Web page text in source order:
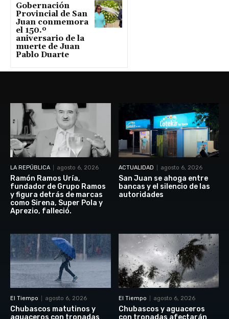
Gobernación
Provincial de San
Juan conmemora
el 150.º
aniversario de la
muerte de Juan
Pablo Duarte
LA REPÚBLICA agosto 6, 2026
Ramón Ramos Uría,
fundador de Grupo Ramos
y figura detrás de marcas
como Sirena, Super Pola y
Aprezio, falleció.
ACTUALIDAD agosto 6, 2026
San Juan se ahoga entre
bancas y el silencio de las
autoridades
El Tiempo agosto 6, 2026
Chubascos matutinos y
aguaceros con tronadas
El Tiempo agosto 6, 2026
Chubascos y aguaceros
con tronadas afectarán